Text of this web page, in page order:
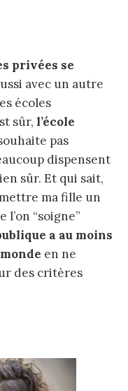
privées se
avec un autre
écoles
sûr, l’école
pas
dispensent
sûr. Et qui sait,
ma fille un
“soigne”
a au moins
en ne
des critères